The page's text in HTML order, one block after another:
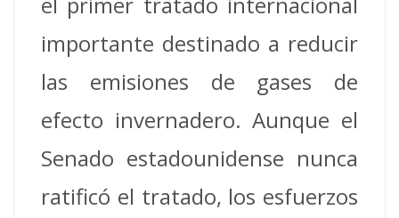
importante destinado a reducir
las emisiones de gases de
efecto invernadero. Aunque el
Senado estadounidense nunca
ratificó el tratado, los esfuerzos